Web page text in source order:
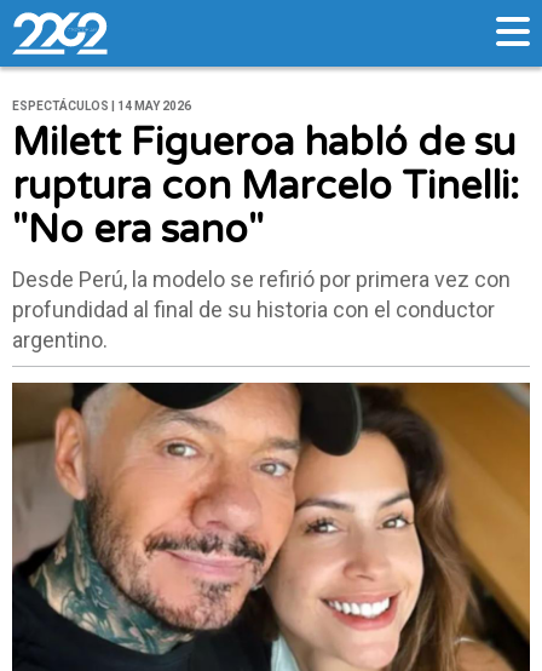
ESPECTÁCULOS | 14 MAY 2026
Milett Figueroa habló de su
ruptura con Marcelo Tinelli:
"No era sano"
Desde Perú, la modelo se refirió por primera vez con
profundidad al final de su historia con el conductor
argentino.